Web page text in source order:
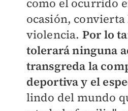
ocasión,
violencia. Por lo
tolerará ninguna
transgreda la
deportiva y el
lindo del mundo